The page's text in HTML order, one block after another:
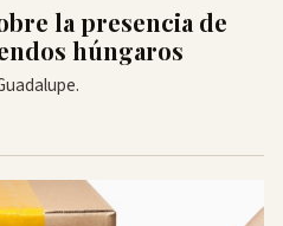
la presencia de
húngaros